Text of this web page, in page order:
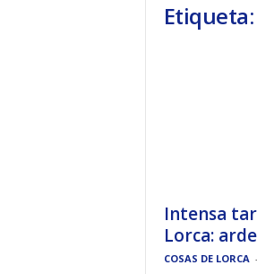
Etiqueta:
Intensa
Lorca:
COSAS DE LORCA -